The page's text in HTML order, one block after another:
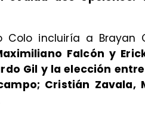
Colo incluiría a Brayan
Falcón y
Gil y la elección
Cristián Zavala,